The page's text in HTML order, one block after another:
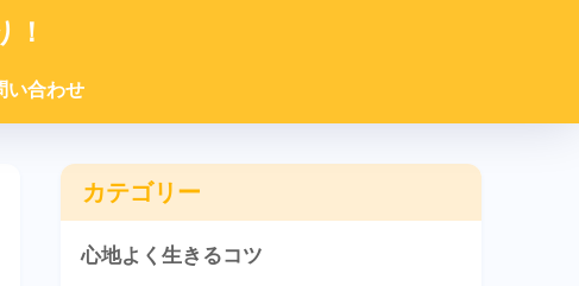
い合わせ
カテゴリー
心地よく生きるコツ